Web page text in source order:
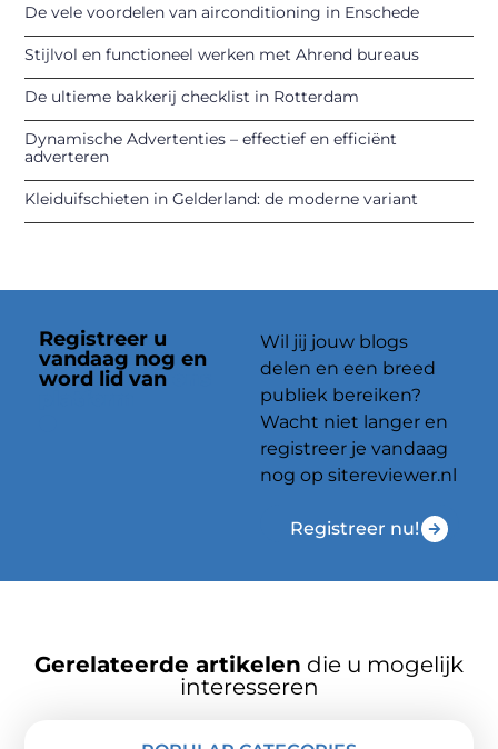
De vele voordelen van airconditioning in Enschede
Stijlvol en functioneel werken met Ahrend bureaus
De ultieme bakkerij checklist in Rotterdam
Dynamische Advertenties – effectief en efficiënt
adverteren
Kleiduifschieten in Gelderland: de moderne variant
Registreer u
vandaag nog en
word lid van
Wil jij jouw blogs
delen en een breed
publiek bereiken?
Wacht niet langer en
registreer je vandaag
nog op sitereviewer.nl
Registreer nu!
Gerelateerde artikelen die u mogelijk
interesseren